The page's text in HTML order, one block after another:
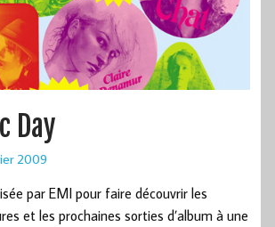
Day
2009
par EMI pour faire découvrir les
et les prochaines sorties d’album à une